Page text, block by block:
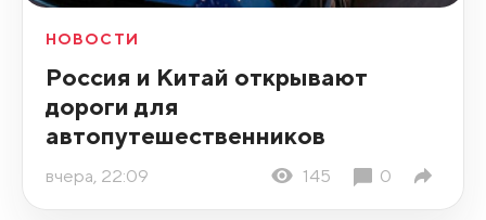
НОВОСТИ
Россия и Китай открывают
дороги для
автопутешественников
вчера, 22:09 145 0